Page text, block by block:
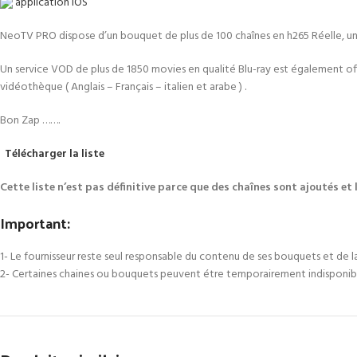
NeoTV PRO dispose d’un bouquet de plus de 100 chaînes en h265
Un service VOD de plus de 1850 movies en qualité Blu-ray est également
vidéothèque ( Anglais – Français – italien et arabe ) .
Bon Zap …….
Télécharger la liste
Cette liste n’est pas définitive parce que des chaînes sont ajoutés
Important:
1- Le fournisseur reste seul responsable du contenu de ses bouquets et de
2- Certaines chaines ou bouquets peuvent étre temporairement